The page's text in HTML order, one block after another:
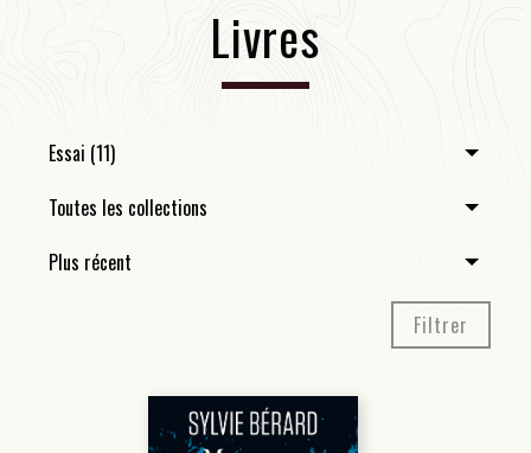
Livres
Essai (11)
Toutes les collections
Plus récent
Filtrer